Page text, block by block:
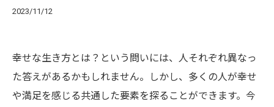
2023/11/12
幸せな生き方とは？という問いには、人それぞれ異なっ
た答えがあるかもしれません。しかし、多くの人が幸せ
や満足を感じる共通した要素を探ることができます。今